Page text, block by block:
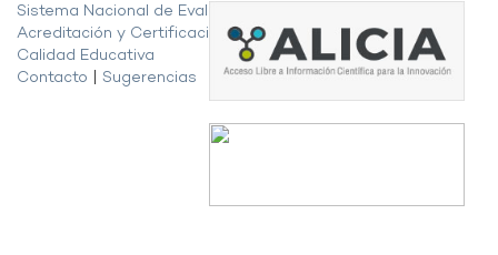
Sistema Nacional de Evaluación,
Acreditación y Certificación de la
Calidad Educativa
Contacto
Sugerencias